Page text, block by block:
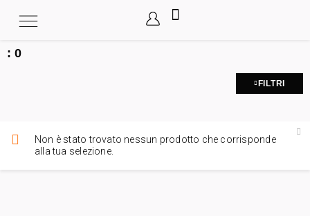
:0
FILTRI
Non è stato trovato nessun prodotto che corrisponde
alla tua selezione.